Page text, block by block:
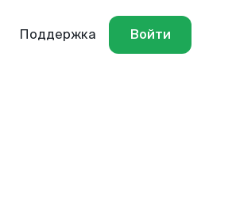
Поддержка Войти